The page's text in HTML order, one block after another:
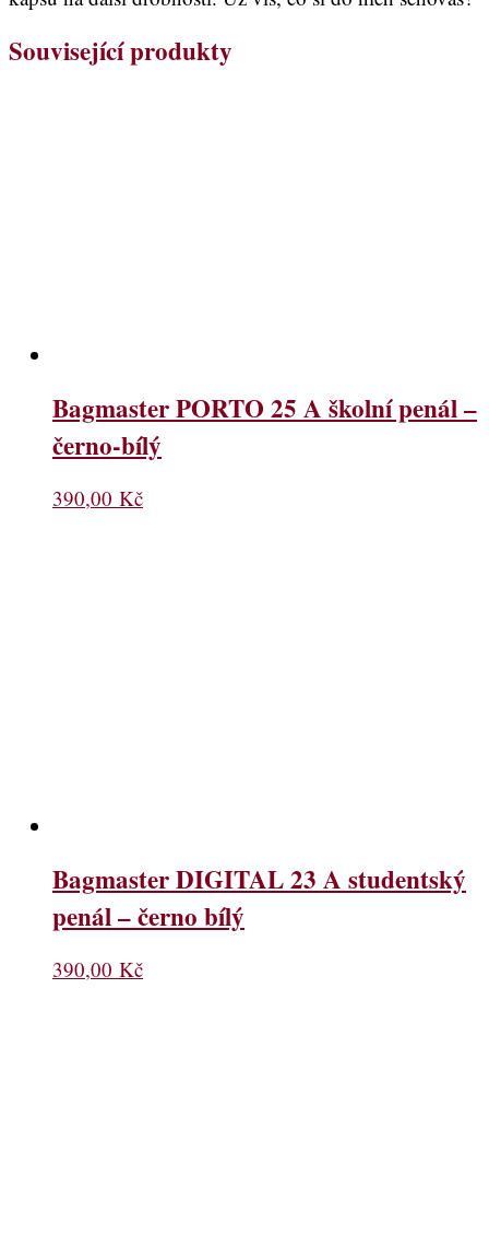
Související produkty
Bagmaster PORTO 25 A školní penál –
černo-bílý
390,00 Kč
Bagmaster DIGITAL 23 A studentský
penál – černo bílý
390,00 Kč